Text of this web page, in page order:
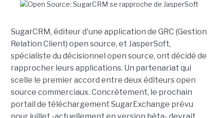
SugarCRM, éditeur d'une application de GRC (Gestion
Relation Client) open source, et JasperSoft,
spécialiste du décisionnel open source, ont décidé de
rapprocher leurs applications. Un partenariat qui
scelle le premier accord entre deux éditeurs open
source commerciaux. Concrètement, le prochain
portail de téléchargement SugarExchange prévu